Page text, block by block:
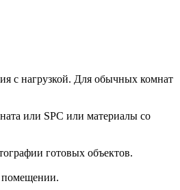
с нагрузкой. Для обычных комнат
или SPC или материалы со
готовых объектов.
помещении.